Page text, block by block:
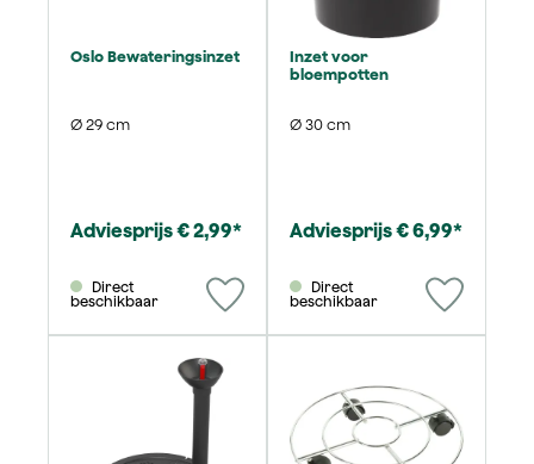
Oslo Bewateringsinzet
Ø 29 cm
Adviesprijs € 2,99*
beschikbaar
Inzet voor
bloempotten
Ø 30 cm
Adviesprijs € 6,99*
beschikbaar